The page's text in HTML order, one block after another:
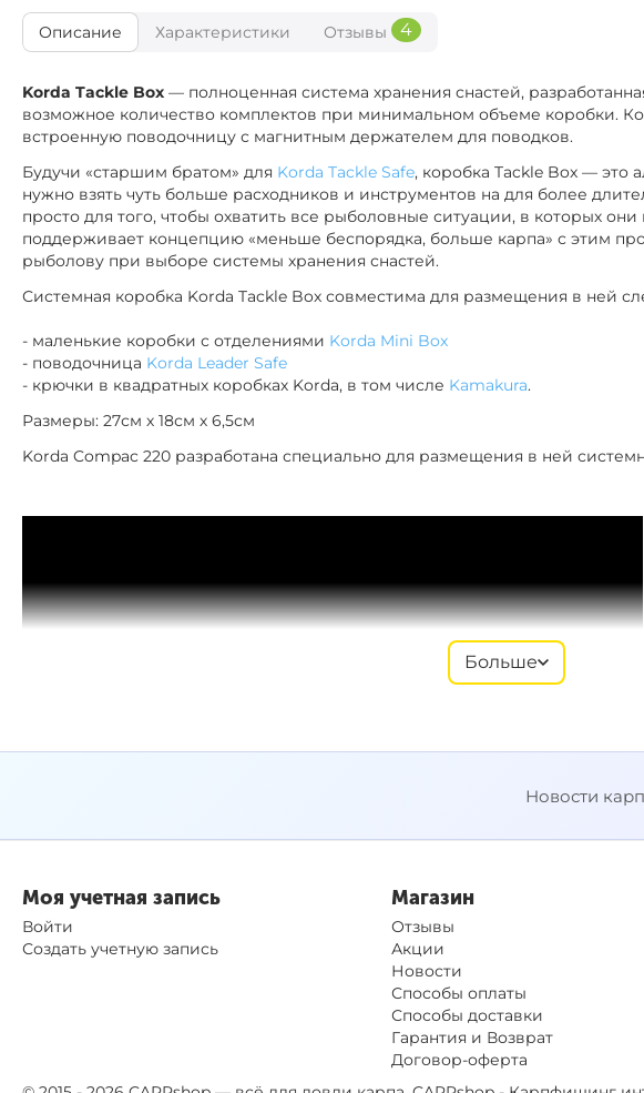
Описание Характеристики Отзывы 4
Korda Tackle Box — полноценная система хранения снастей,
возможное количество комплектов при минимальном объеме коробки.
встроенную поводочницу с магнитным держателем для поводков.
Будучи «старшим братом» для Korda Tackle Safe, коробка Tackle Box — это
нужно взять чуть больше расходников и инструментов на для более
просто для того, чтобы охватить все рыболовные ситуации, в которых они
поддерживает концепцию «меньше беспорядка, больше карпа» с этим
рыболову при выборе системы хранения снастей.
Системная коробка Korda Tackle Box совместима для размещения в ней
- маленькие коробки с отделениями Korda Mini Box
- поводочница Korda Leader Safe
- крючки в квадратных коробках Korda, в том числе Kamakura.
Размеры: 27см х 18см х 6,5см
Korda Compac 220 разработана специально для размещения в ней
Больше
Новости
Моя учетная запись
Войти
Создать учетную запись
Магазин
Отзывы
Акции
Новости
Способы оплаты
Способы доставки
Гарантия и Возврат
Договор-оферта